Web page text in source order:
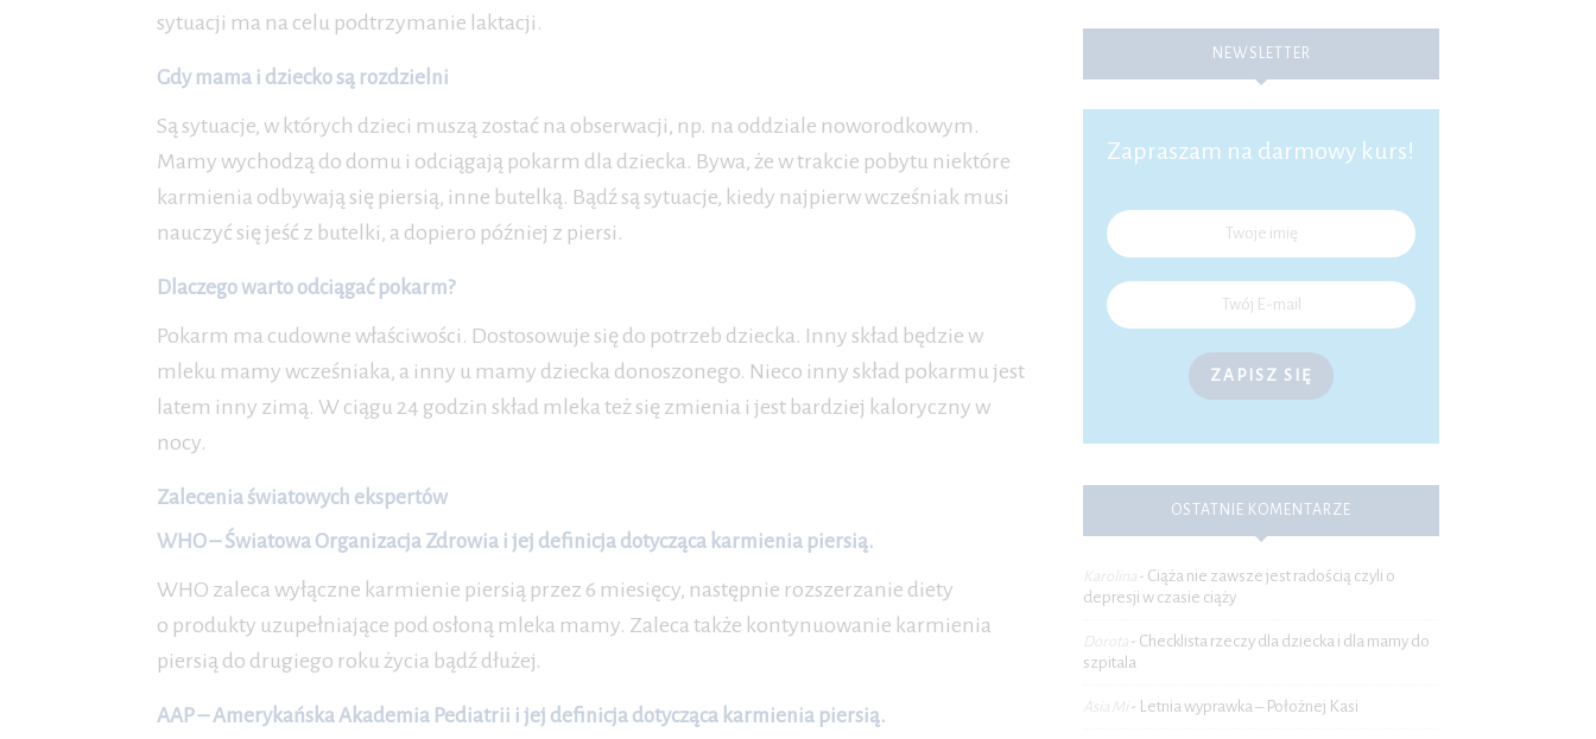
sytuacji ma na celu podtrzymanie laktacji.
Gdy mama i dziecko są rozdzielni
Są sytuacje, w których dzieci muszą zostać na obserwacji, np. na oddziale noworodkowym.
Mamy wychodzą do domu i odciągają pokarm dla dziecka. Bywa, że w trakcie pobytu niektóre
karmienia odbywają się piersią, inne butelką. Bądź są sytuacje, kiedy najpierw wcześniak musi
nauczyć się jeść z butelki, a dopiero później z piersi.
Dlaczego warto odciągać pokarm?
Pokarm ma cudowne właściwości. Dostosowuje się do potrzeb dziecka. Inny skład będzie w
mleku mamy wcześniaka, a inny u mamy dziecka donoszonego. Nieco inny skład pokarmu jest
latem inny zimą. W ciągu 24 godzin skład mleka też się zmienia i jest bardziej kaloryczny w
nocy.
Zalecenia światowych ekspertów
WHO – Światowa Organizacja Zdrowia i jej definicja dotycząca karmienia piersią.
WHO zaleca wyłączne karmienie piersią przez 6 miesięcy, następnie rozszerzanie diety
o produkty uzupełniające pod osłoną mleka mamy. Zaleca także kontynuowanie karmienia
piersią do drugiego roku życia bądź dłużej.
AAP – Amerykańska Akademia Pediatrii i jej definicja dotycząca karmienia piersią.
NEWSLETTER
Zapraszam na darmowy kurs!
ZAPISZ SIĘ
OSTATNIE KOMENTARZE
Karolina - Ciąża nie zawsze jest radością czyli o
depresji w czasie ciąży
Dorota - Checklista rzeczy dla dziecka i dla mamy do
szpitala
Asia Mi - Letnia wyprawka – Położnej Kasi